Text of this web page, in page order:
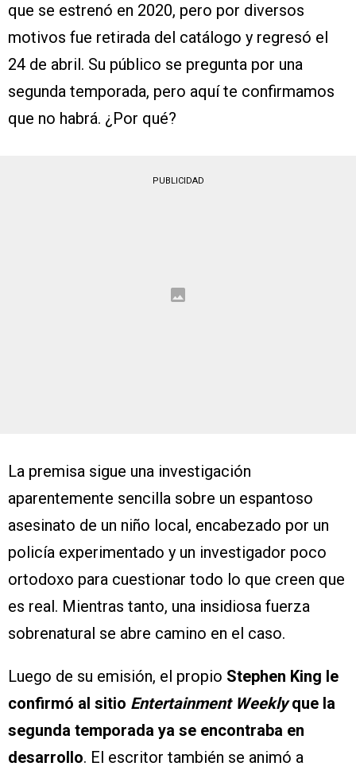
que se estrenó en 2020, pero por diversos
motivos fue retirada del catálogo y regresó el
24 de abril. Su público se pregunta por una
segunda temporada, pero aquí te confirmamos
que no habrá. ¿Por qué?
PUBLICIDAD
La premisa sigue una investigación
aparentemente sencilla sobre un espantoso
asesinato de un niño local, encabezado por un
policía experimentado y un investigador poco
ortodoxo para cuestionar todo lo que creen que
es real. Mientras tanto, una insidiosa fuerza
sobrenatural se abre camino en el caso.
Luego de su emisión, el propio Stephen King le
confirmó al sitio Entertainment Weeklyque la
segunda temporada ya se encontraba en
desarrollo. El escritor también se animó a